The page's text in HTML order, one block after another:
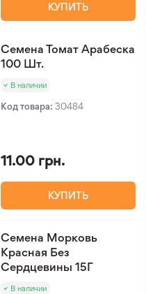
КУПИТЬ
Семена Томат Арабеска
100 Шт.
В наличии
Код товара: 30484
11.00 грн.
КУПИТЬ
Семена Морковь
Красная Без
Сердцевины 15Г
В наличии